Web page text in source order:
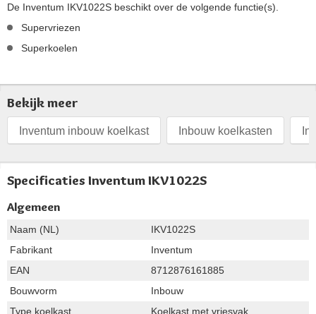
De Inventum IKV1022S beschikt over de volgende functie(s).
Supervriezen
Superkoelen
Bekijk meer
Inventum inbouw koelkast Inbouw koelkasten
Specificaties Inventum IKV1022S
Algemeen
Naam (NL)
IKV1022S
Fabrikant
Inventum
EAN
8712876161885
Bouwvorm
Inbouw
Type koelkast
Koelkast met vriesvak